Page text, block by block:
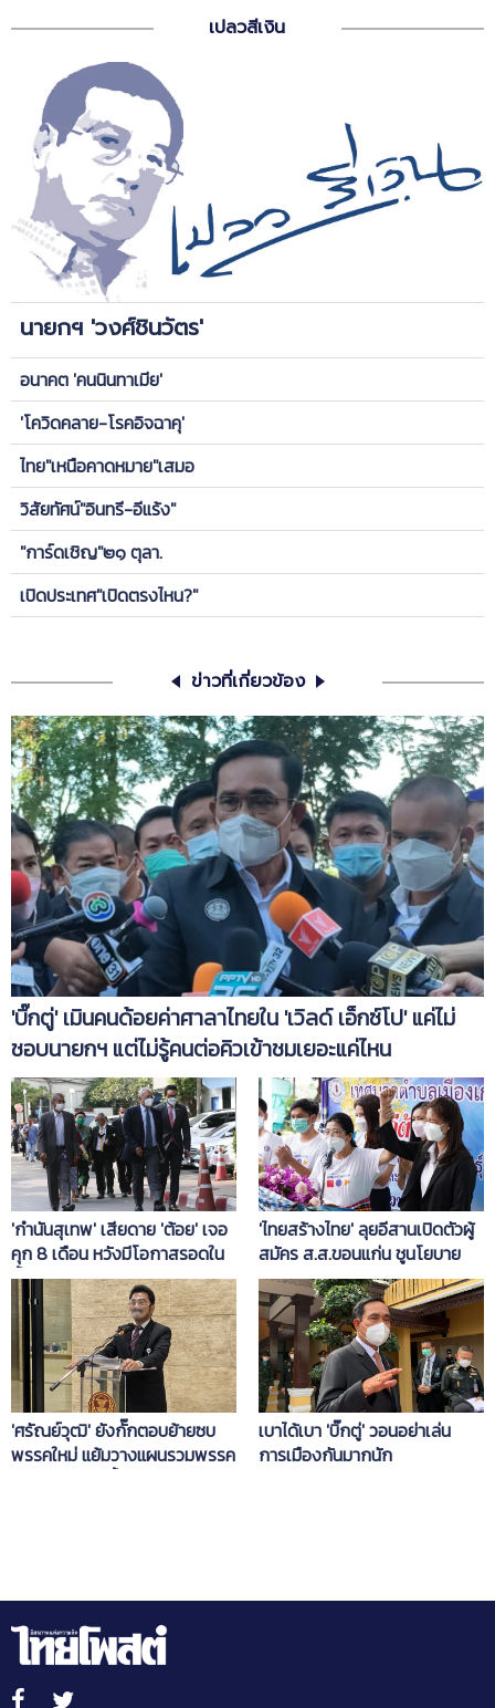
เปลวสีเงิน
นายกฯ 'วงศ์ชินวัตร'
อนาคต 'คนนินทาเมีย'
'โควิดคลาย-โรคอิจฉาคุ'
ไทย"เหนือคาดหมาย"เสมอ
วิสัยทัศน์"อินทรี-อีแร้ง"
"การ์ดเชิญ"๒๑ ตุลา.
เปิดประเทศ"เปิดตรงไหน?"
ข่าวที่เกี่ยวข้อง
'บิ๊กตู่' เมินคนด้อยค่าศาลาไทยใน 'เวิลด์ เอ็กซ์โป' แค่ไม่
ชอบนายกฯ แต่ไม่รู้คนต่อคิวเข้าชมเยอะแค่ไหน
'กำนันสุเทพ' เสียดาย 'ต้อย' เจอ
คุก 8 เดือน หวังมีโอกาสรอดใน
ชั้นศาลฎีกา
'ไทยสร้างไทย' ลุยอีสานเปิดตัวผู้
สมัคร ส.ส.ขอนแก่น ชูนโยบาย
บำนาญประชาชน 3,000 บาท
'ศรัณย์วุฒิ' ยังกั๊กตอบย้ายซบ
พรรคใหม่ แย้มวางแผนรวมพรรค
เบาได้เบา 'บิ๊กตู่' วอนอย่าเล่น
การเมืองกันมากนัก